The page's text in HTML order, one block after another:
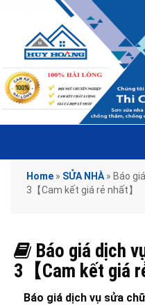
Home » SỬA NHÀ » Báo
3【Cam kết giá rẻ nhất】
Báo giá dịch
3【Cam kết giá
Báo giá dịch vụ sửa